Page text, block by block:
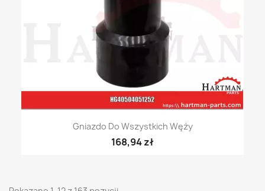
Gniazdo Do Wszystkich Węży
168,94 zł